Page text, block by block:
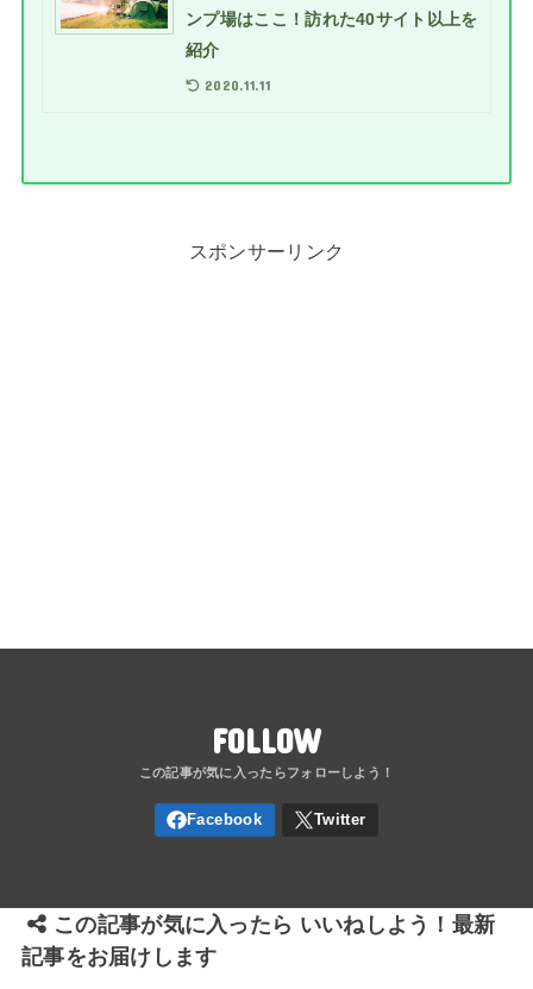
ンプ場はここ！訪れた40サイト以上を
紹介
2020.11.11
スポンサーリンク
FOLLOW
この記事が気に入ったら いいねしよう！最新
記事をお届けします